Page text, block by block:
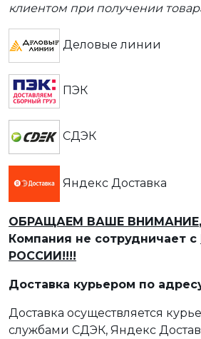
клиентом при получении
Деловые линии
ПЭК
СДЭК
Яндекс Доставка
ОБРАЩАЕМ ВАШЕ ВНИМАНИЕ
Компания не сотрудничает с
РОССИИ!!!!
Доставка курьером по
Доставка осуществляется
службами СДЭК, Яндекс